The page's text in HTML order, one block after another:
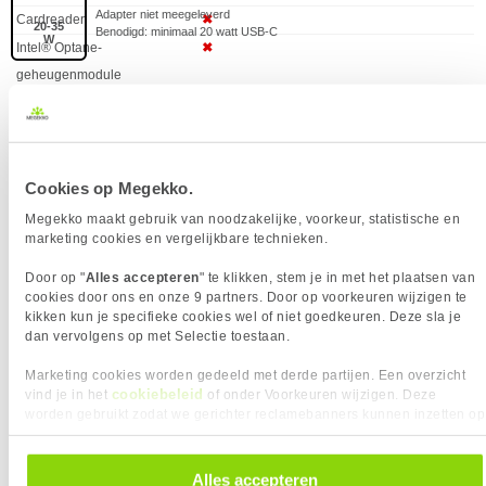
Cookies op Megekko.
Megekko maakt gebruik van noodzakelijke, voorkeur, statistische en
marketing cookies en vergelijkbare technieken.
Door op "Alles accepteren" te klikken, stem je in met het plaatsen van
cookies door ons en onze 9 partners. Door op voorkeuren wijzigen te
kikken kun je specifieke cookies wel of niet goedkeuren. Deze sla je
dan vervolgens op met Selectie toestaan.
Marketing cookies worden gedeeld met derde partijen. Een overzicht
vind je in het cookiebeleid of onder Voorkeuren wijzigen. Deze
andere websites. In onze cookievoorkeuren vind je een overzicht van
alle cookies. Je kunt je gegeven toestemming altijd intrekken, dit doe je
door in de footer van onze website te klikken op ‘Cookievoorkeuren’
Alles accepteren
20-35
W
Cardreader
✖︎
Intel® Optane-
geheugenmodule
✖︎
Soort optische drive
Totale opslagcapaciteit
256 GB
AUDIO
luidsprekers
Aantal microfoons
2
Ingebouwde microfoon
✓︎
Microfoonstanden
Voice Isolation, Wide Spectrum
Ondersteund audioformaat
AAC, MP3, ALAC, FLAC
NETWERK
PRODUCTVIDEO
Voor het vertonen van deze youtube-video moeten cookies
geaccepteerd zijn.
Klik hier om je cookievoorkeuren te wijzigen.